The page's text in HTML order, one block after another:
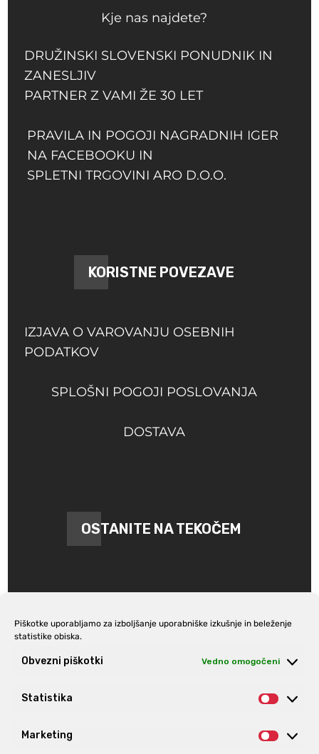
Piškotke uporabljamo za izboljšanje uporabniške izkušnje in beleženje
statistike obiska.
Obvezni piškotki Vedno omogočeni
Statistika
Marketing
Kje nas najdete?
DRUŽINSKI SLOVENSKI PONUDNIK IN
ZANESLJIV
PARTNER Z VAMI ŽE 30 LET
PRAVILA IN POGOJI NAGRADNIH IGER
NA FACEBOOKU IN
SPLETNI TRGOVINI ARO D.O.O.
KORISTNE POVEZAVE
IZJAVA O VAROVANJU OSEBNIH
PODATKOV
SPLOŠNI POGOJI POSLOVANJA
DOSTAVA
OSTANITE NA TEKOČEM